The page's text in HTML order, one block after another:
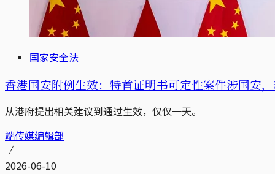
国家安全法
香港国安附例生效：特首证明书可定性案件涉国安
从港府提出相关建议到通过生效，仅仅一天。
端传媒编辑部
2026-06-10